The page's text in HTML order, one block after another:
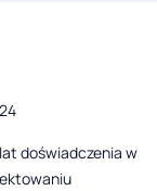
doświadczenia w